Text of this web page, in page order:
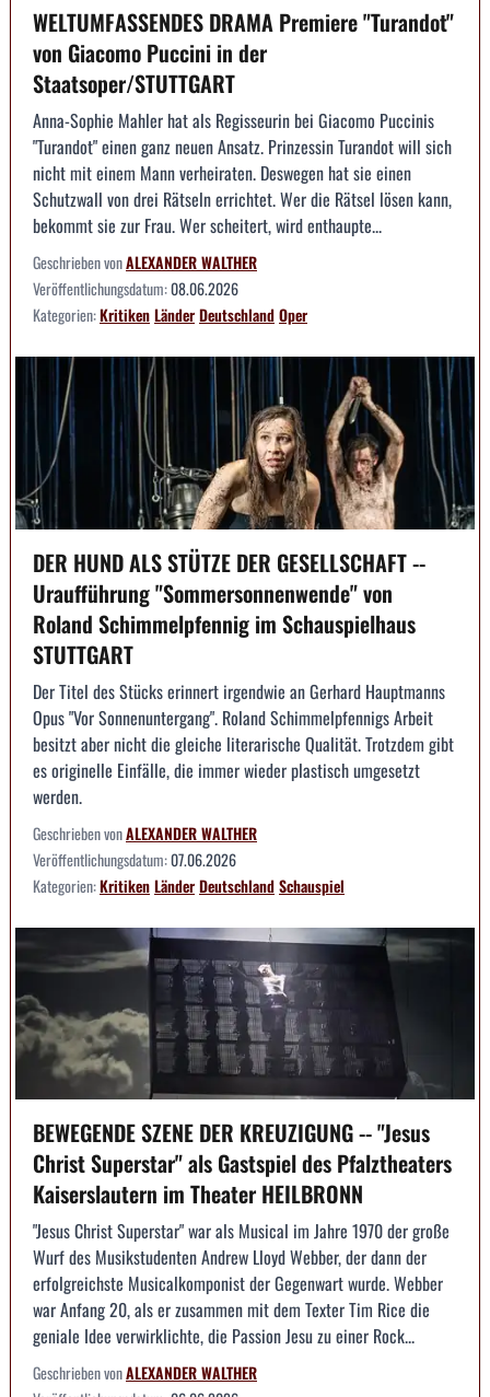
WELTUMFASSENDES DRAMA Premiere "Turandot"
von Giacomo Puccini in der
Staatsoper/STUTTGART
Anna-Sophie Mahler hat als Regisseurin bei Giacomo Puccinis
"Turandot" einen ganz neuen Ansatz. Prinzessin Turandot will sich
nicht mit einem Mann verheiraten. Deswegen hat sie einen
Schutzwall von drei Rätseln errichtet. Wer die Rätsel lösen kann,
bekommt sie zur Frau. Wer scheitert, wird enthaupte...
Geschrieben vonALEXANDER WALTHER
Veröffentlichungsdatum:08.06.2026
Kategorien:KritikenLänderDeutschlandOper
DER HUND ALS STÜTZE DER GESELLSCHAFT --
Uraufführung "Sommersonnenwende" von
Roland Schimmelpfennig im Schauspielhaus
STUTTGART
Der Titel des Stücks erinnert irgendwie an Gerhard Hauptmanns
Opus "Vor Sonnenuntergang". Roland Schimmelpfennigs Arbeit
besitzt aber nicht die gleiche literarische Qualität. Trotzdem gibt
es originelle Einfälle, die immer wieder plastisch umgesetzt
werden.
Geschrieben vonALEXANDER WALTHER
Veröffentlichungsdatum:07.06.2026
Kategorien:KritikenLänderDeutschlandSchauspiel
BEWEGENDE SZENE DER KREUZIGUNG -- "Jesus
Christ Superstar" als Gastspiel des Pfalztheaters
Kaiserslautern im Theater HEILBRONN
"Jesus Christ Superstar" war als Musical im Jahre 1970 der große
Wurf des Musikstudenten Andrew Lloyd Webber, der dann der
erfolgreichste Musicalkomponist der Gegenwart wurde. Webber
war Anfang 20, als er zusammen mit dem Texter Tim Rice die
geniale Idee verwirklichte, die Passion Jesu zu einer Rock...
Geschrieben vonALEXANDER WALTHER